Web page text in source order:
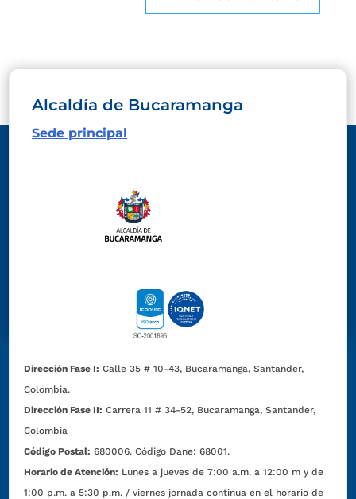
Alcaldía de Bucaramanga
Sede principal
Dirección Fase I: Calle 35 # 10-43, Bucaramanga, Santander,
Colombia.
Dirección Fase II: Carrera 11 # 34-52, Bucaramanga, Santander,
Colombia
Código Postal: 680006. Código Dane: 68001.
Horario de Atención: Lunes a jueves de 7:00 a.m. a 12:00 m y de
1:00 p.m. a 5:30 p.m. / viernes jornada continua en el horario de